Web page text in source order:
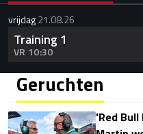
vrijdag21.08.26
Training 1
VR 10:30
Geruchten
'Red